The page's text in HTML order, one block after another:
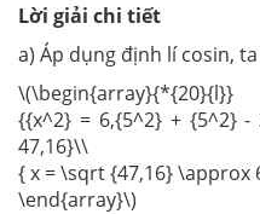
Lời giải chi tiết
a) Áp dụng định lí cosin,
\(\begin{array}{*{20}{l}}
{{x^2} = 6,{5^2} + {5^2} -
47,16}\\
{ x = \sqrt {47,16} \approx
\end{array}\)